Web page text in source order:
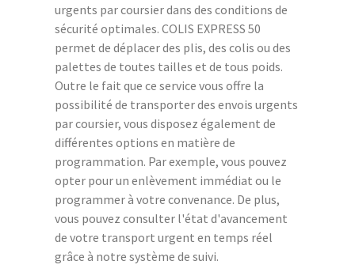
urgents par coursier dans des conditions de
sécurité optimales. COLIS EXPRESS 50
permet de déplacer des plis, des colis ou des
palettes de toutes tailles et de tous poids.
Outre le fait que ce service vous offre la
possibilité de transporter des envois urgents
par coursier, vous disposez également de
différentes options en matière de
programmation. Par exemple, vous pouvez
opter pour un enlèvement immédiat ou le
programmer à votre convenance. De plus,
vous pouvez consulter l'état d'avancement
de votre transport urgent en temps réel
grâce à notre système de suivi.